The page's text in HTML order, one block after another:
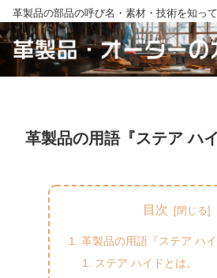
革製品の部品の呼び名・素材・技術を知っ
革製品の用語『ステア ハ
目次
革製品の用語『ステア ハ
ステア ハイドとは。